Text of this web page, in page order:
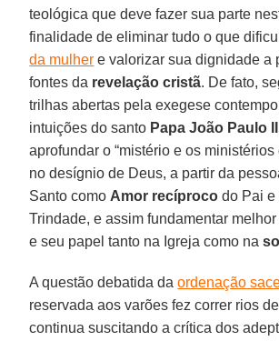
teológica que deve fazer sua parte
finalidade de eliminar tudo o que
da mulher e valorizar sua dignidade a
fontes da revelação cristã. De fato,
trilhas abertas pela exegese
intuições do santo Papa João Paulo II
aprofundar o “mistério e os ministérios
no desígnio de Deus, a partir da
Santo como Amor recíproco do Pai e
Trindade, e assim fundamentar
e seu papel tanto na Igreja como na
A questão debatida daordenação
reservada aos varões fez correr rios
continua suscitando a crítica dos